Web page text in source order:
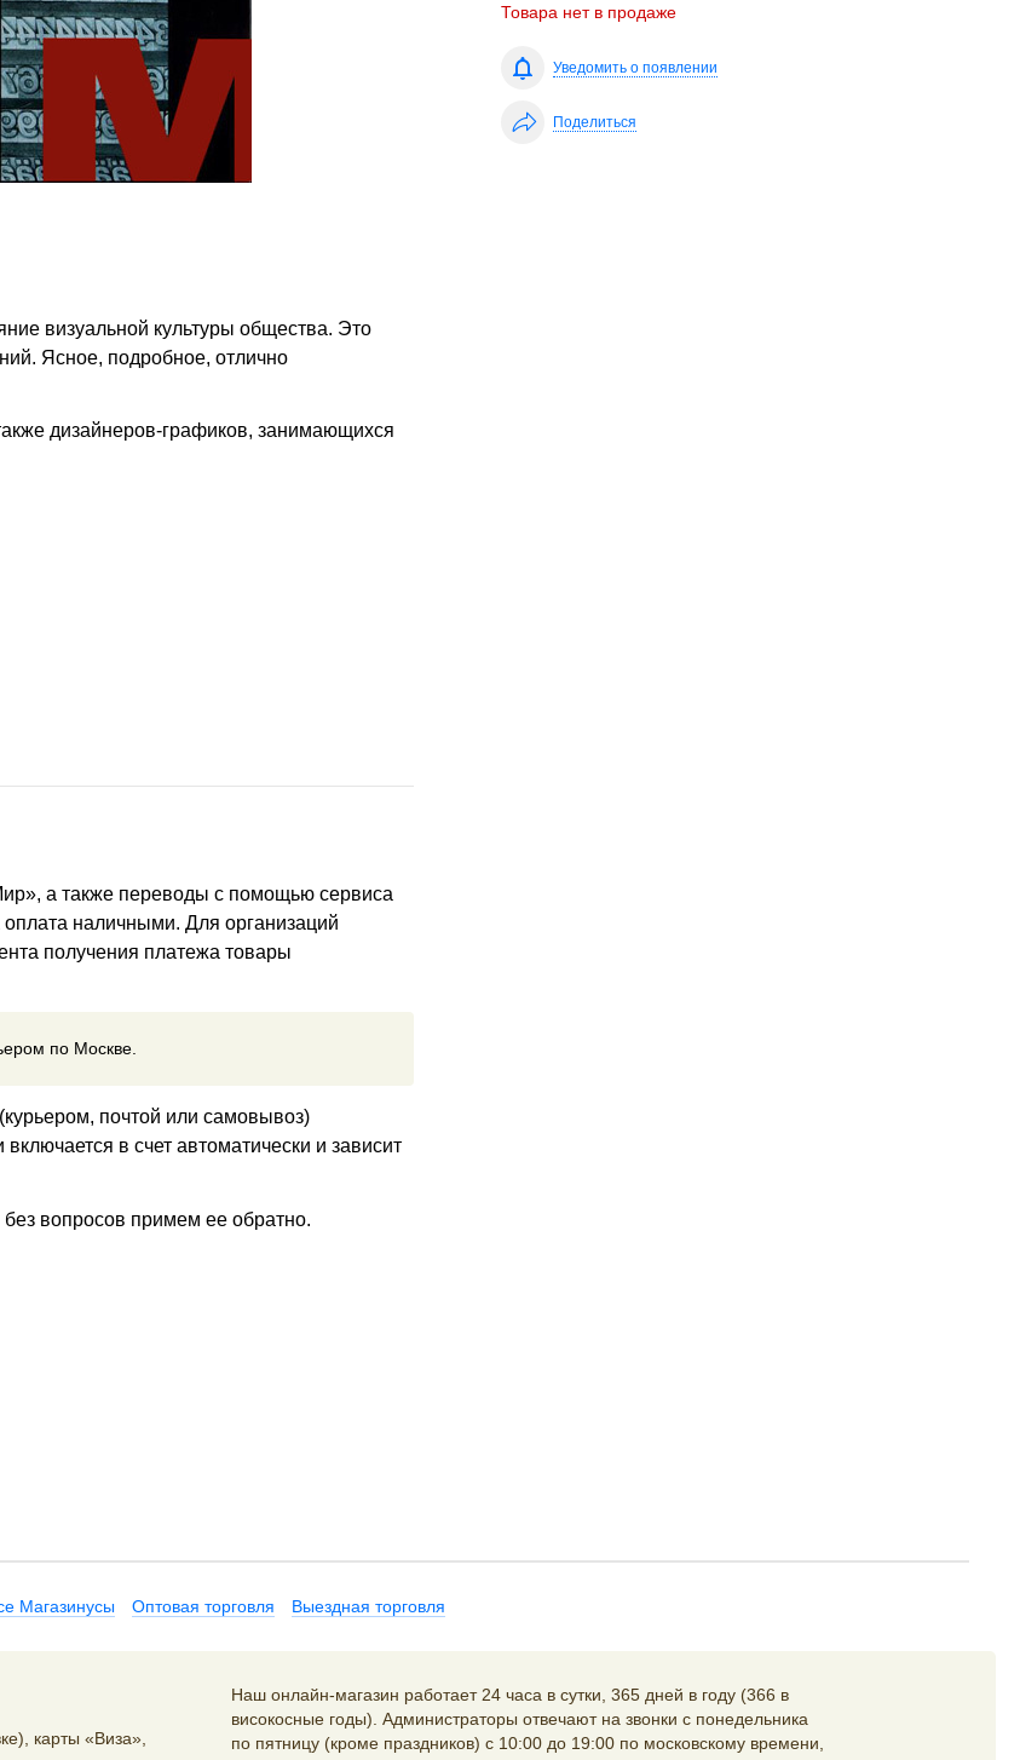
Товара нет в продаже
Уведомить о появлении
Поделиться
визуальной культуры общества. Это
Ясное, подробное, отлично
дизайнеров-графиков, занимающихся
а также переводы с помощью сервиса
наличными. Для организаций
получения платежа товары
по Москве.
(курьером, почтой или самовывоз)
в счет автоматически и зависит
вопросов примем ее обратно.
Магазинусы Оптовая торговля Выездная торговля
карты «Виза»,
Наш онлайн-магазин работает 24 часа в сутки, 365 дней в году (366 в
високосные годы). Администраторы отвечают на звонки с понедельника
по пятницу (кроме праздников) с 10:00 до 19:00 по московскому времени,